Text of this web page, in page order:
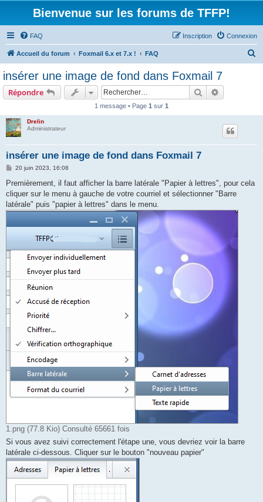
Bienvenue sur les forums de TFFP!
FAQ Connexion
Inscription
Accueil du forum Foxmail 6.x et 7.x ! FAQ
insérer une image de fond dans Foxmail 7
Répondre Rechercher
1 message • Page 1 sur 1
Drelin
Administrateur
insérer une image de fond dans Foxmail 7
M
s
a
g
e
20 juin 2023, 16:08
Premièrement, il faut afficher la barre latérale "Papier à lettres", pour cela
cliquer sur le menu à gauche de votre courriel et sélectionner "Barre
latérale" puis "papier à lettres" dans le menu.
1.png (77.8 Kio) Consulté 65661 fois
Si vous avez suivi correctement l'étape une, vous devriez voir la barre
latérale ci-dessous. Cliquer sur le bouton "nouveau papier"